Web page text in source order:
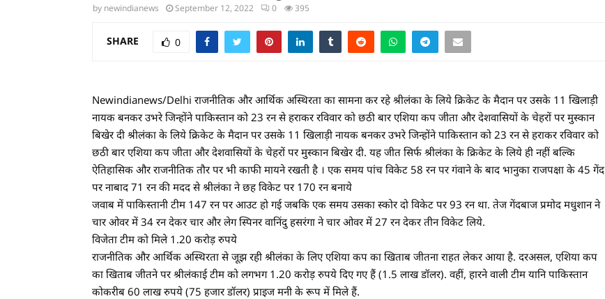
by newindianews September 12, 2022 0 395
SHARE 0
Newindianews/Delhi राजनीतिक और आर्थिक अस्थिरता का सामना कर रहे श्रीलंका के लिये क्रिकेट के मैदान पर उसके 11 खिलाड़ी
नायक बनकर उभरे जिन्होंने पाकिस्तान को 23 रन से हराकर रविवार को छठी बार एशिया कप जीता और देशवासियों के चेहरों पर मुस्कान
बिखेर दी श्रीलंका के लिये क्रिकेट के मैदान पर उसके 11 खिलाड़ी नायक बनकर उभरे जिन्होंने पाकिस्तान को 23 रन से हराकर रविवार को
छठी बार एशिया कप जीता और देशवासियों के चेहरों पर मुस्कान बिखेर दी. यह जीत सिर्फ श्रीलंका के क्रिकेट के लिये ही नहीं बल्कि
ऐतिहासिक और राजनीतिक तौर पर भी काफी मायने रखती है । एक समय पांच विकेट 58 रन पर गंवाने के बाद भानुका राजपक्षा के 45 गेंद
पर नाबाद 71 रन की मदद से श्रीलंका ने छह विकेट पर 170 रन बनाये
जवाब में पाकिस्तानी टीम 147 रन पर आउट हो गई जबकि एक समय उसका स्कोर दो विकेट पर 93 रन था. तेज गेंदबाज प्रमोद मधुशान ने
चार ओवर में 34 रन देकर चार और लेग स्पिनर वानिंदु हसरंगा ने चार ओवर में 27 रन देकर तीन विकेट लिये.
विजेता टीम को मिले 1.20 करोड़ रुपये
राजनीतिक और आर्थिक अस्थिरता से जूझ रही श्रीलंका के लिए एशिया कप का खिताब जीतना राहत लेकर आया है. दरअसल, एशिया कप
का खिताब जीतने पर श्रीलंकाई टीम को लगभग 1.20 करोड़ रुपये दिए गए हैं (1.5 लाख डॉलर). वहीं, हारने वाली टीम यानि पाकिस्तान
कोकरीब 60 लाख रुपये (75 हजार डॉलर) प्राइज मनी के रूप में मिले हैं.